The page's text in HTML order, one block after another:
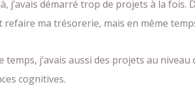
j’avais démarré trop de projets à la fois.
ma trésorerie, mais en même
temps, j’avais aussi des projets au
cognitives.